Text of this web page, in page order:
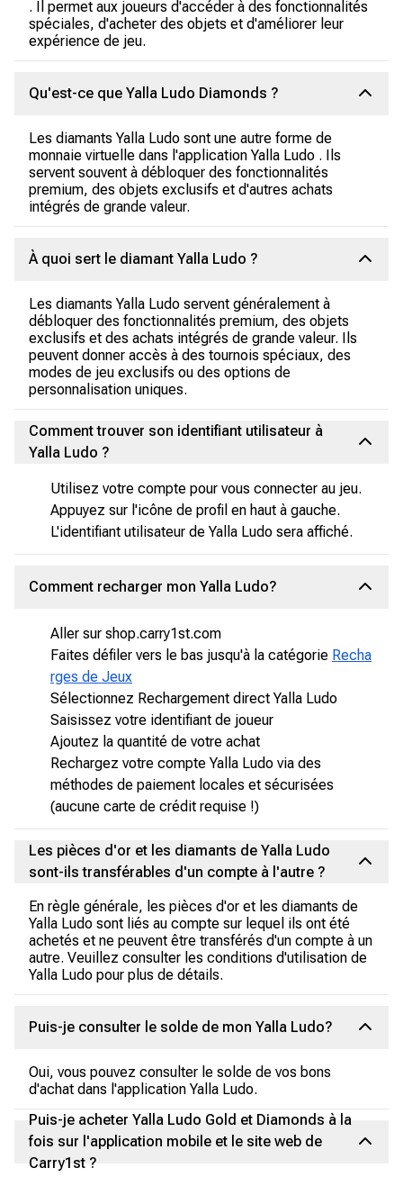
. Il permet aux joueurs d'accéder à des fonctionnalités
spéciales, d'acheter des objets et d'améliorer leur
expérience de jeu.
Qu'est-ce que Yalla Ludo Diamonds ?
Les diamants Yalla Ludo sont une autre forme de
monnaie virtuelle dans l'application Yalla Ludo . Ils
servent souvent à débloquer des fonctionnalités
premium, des objets exclusifs et d'autres achats
intégrés de grande valeur.
À quoi sert le diamant Yalla Ludo ?
Les diamants Yalla Ludo servent généralement à
débloquer des fonctionnalités premium, des objets
exclusifs et des achats intégrés de grande valeur. Ils
peuvent donner accès à des tournois spéciaux, des
modes de jeu exclusifs ou des options de
personnalisation uniques.
Comment trouver son identifiant utilisateur à
Yalla Ludo ?
Utilisez votre compte pour vous connecter au jeu.
Appuyez sur l'icône de profil en haut à gauche.
L'identifiant utilisateur de Yalla Ludo sera affiché.
Comment recharger mon Yalla Ludo?
Aller sur shop.carry1st.com
Faites défiler vers le bas jusqu'à la catégorie Recha
rges de Jeux
Sélectionnez Rechargement direct Yalla Ludo
Saisissez votre identifiant de joueur
Ajoutez la quantité de votre achat
Rechargez votre compte Yalla Ludo via des
méthodes de paiement locales et sécurisées
(aucune carte de crédit requise !)
Les pièces d'or et les diamants de Yalla Ludo
sont-ils transférables d'un compte à l'autre ?
En règle générale, les pièces d'or et les diamants de
Yalla Ludo sont liés au compte sur lequel ils ont été
achetés et ne peuvent être transférés d'un compte à un
autre. Veuillez consulter les conditions d'utilisation de
Yalla Ludo pour plus de détails.
Puis-je consulter le solde de mon Yalla Ludo?
Oui, vous pouvez consulter le solde de vos bons
d'achat dans l'application Yalla Ludo.
Puis-je acheter Yalla Ludo Gold et Diamonds à la
fois sur l'application mobile et le site web de
Carry1st ?